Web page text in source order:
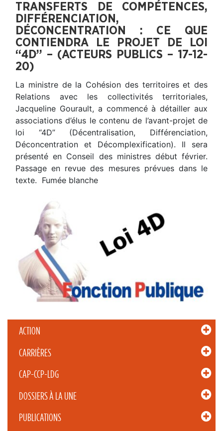
ACTION
CARRIÈRES
CAP-CCP-LDG
DOSSIERS À LA UNE
PUBLICATIONS
TRANSFERTS DE COMPÉTENCES,
DIFFÉRENCIATION,
DÉCONCENTRATION : CE QUE
CONTIENDRA LE PROJET DE LOI
“4D” – (ACTEURS PUBLICS – 17-12-
20)
La ministre de la Cohésion des territoires et des
Relations avec les collectivités territoriales,
Jacqueline Gourault, a commencé à détailler aux
associations d’élus le contenu de l’avant-projet de
loi “4D” (Décentralisation, Différenciation,
Déconcentration et Décomplexification). Il sera
présenté en Conseil des ministres début février.
Passage en revue des mesures prévues dans le
texte. Fumée blanche